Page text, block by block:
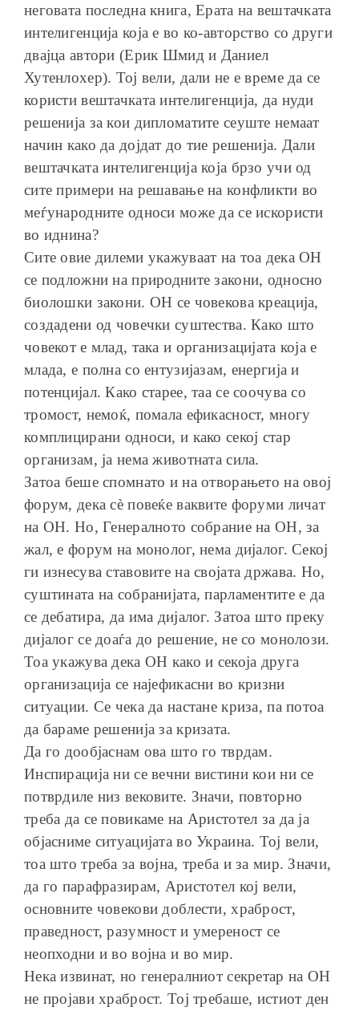
неговата последна книга, Ерата на вештачката
интелигенција која е во ко-авторство со други
двајца автори (Ерик Шмид и Даниел
Хутенлохер). Тој вели, дали не е време да се
користи вештачката интелигенција, да нуди
решенија за кои дипломатите сеуште немаат
начин како да дојдат до тие решенија. Дали
вештачката интелигенција која брзо учи од
сите примери на решавање на конфликти во
меѓународните односи може да се искористи
во иднина?
Сите овие дилеми укажуваат на тоа дека ОН
се подложни на природните закони, односно
биолошки закони. ОН се човекова креација,
создадени од човечки суштества. Како што
човекот е млад, така и организацијата која е
млада, е полна со ентузијазам, енергија и
потенцијал. Како старее, таа се соочува со
тромост, немоќ, помала ефикасност, многу
комплицирани односи, и како секој стар
организам, ја нема животната сила.
Затоа беше спомнато и на отворањето на овој
форум, дека сѐ повеќе ваквите форуми личат
на ОН. Но, Генералното собрание на ОН, за
жал, е форум на монолог, нема дијалог. Секој
ги изнесува ставовите на својата држава. Но,
суштината на собранијата, парламентите е да
се дебатира, да има дијалог. Затоа што преку
дијалог се доаѓа до решение, не со монолози.
Тоа укажува дека ОН како и секоја друга
организација се најефикасни во кризни
ситуации. Се чека да настане криза, па потоа
да бараме решенија за кризата.
Да го дообјаснам ова што го тврдам.
Инспирација ни се вечни вистини кои ни се
потврдиле низ вековите. Значи, повторно
треба да се повикаме на Аристотел за да ја
објасниме ситуацијата во Украина. Тој вели,
тоа што треба за војна, треба и за мир. Значи,
да го парафразирам, Аристотел кој вели,
основните човекови доблести, храброст,
праведност, разумност и умереност се
неопходни и во војна и во мир.
Нека извинат, но генералниот секретар на ОН
не пројави храброст. Тој требаше, истиот ден